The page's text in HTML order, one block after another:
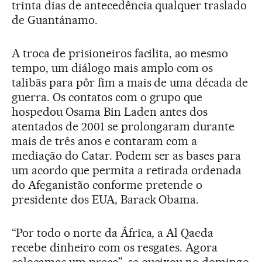
trinta dias de antecedência qualquer traslado
de Guantánamo.
A troca de prisioneiros facilita, ao mesmo
tempo, um diálogo mais amplo com os
talibãs para pôr fim a mais de uma década de
guerra. Os contatos com o grupo que
hospedou Osama Bin Laden antes dos
atentados de 2001 se prolongaram durante
mais de três anos e contaram com a
mediação do Catar. Podem ser as bases para
um acordo que permita a retirada ordenada
do Afeganistão conforme pretende o
presidente dos EUA, Barack Obama.
“Por todo o norte da África, a Al Qaeda
recebe dinheiro com os resgates. Agora